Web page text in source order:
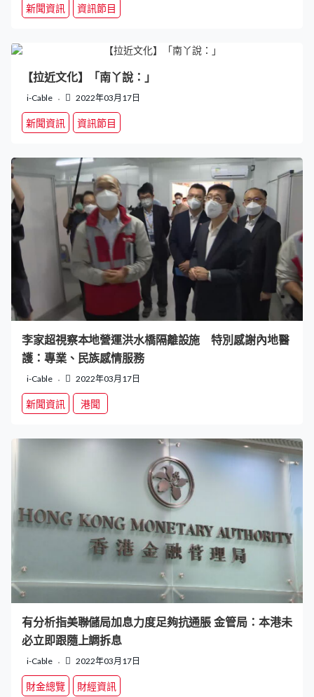
新聞資訊 資訊節目
【拉近文化】「南丫說：」
i-Cable 2022年03月17日
新聞資訊 資訊節目
李家超視察本地營運洪水橋隔離設施 特別感謝內地醫
護：專業、民族感情服務
i-Cable 2022年03月17日
新聞資訊 港聞
有分析指美聯儲局加息力度足夠抗通脹 金管局：本港未
必立即跟隨上調拆息
i-Cable 2022年03月17日
財金總覽 財經資訊